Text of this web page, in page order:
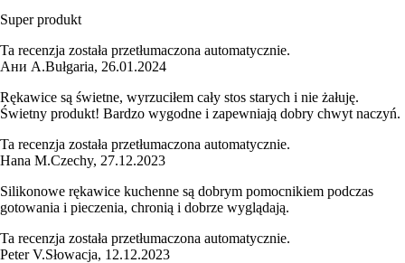
Super produkt
Ta recenzja została przetłumaczona automatycznie.
Ани А.Bułgaria, 26.01.2024
Rękawice są świetne, wyrzuciłem cały stos starych i nie żałuję.
Świetny produkt! Bardzo wygodne i zapewniają dobry chwyt naczyń.
Ta recenzja została przetłumaczona automatycznie.
Hana M.Czechy, 27.12.2023
Silikonowe rękawice kuchenne są dobrym pomocnikiem podczas
gotowania i pieczenia, chronią i dobrze wyglądają.
Ta recenzja została przetłumaczona automatycznie.
Peter V.Słowacja, 12.12.2023